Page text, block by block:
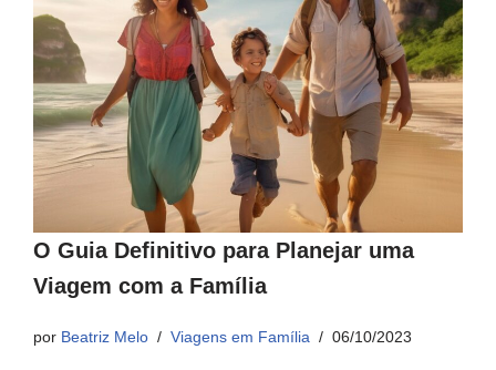
O Guia Definitivo para Planejar uma
Viagem com a Família
por Beatriz Melo Viagens em Família 06/10/2023